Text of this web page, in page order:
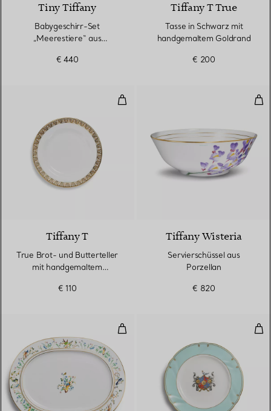
Tiny Tiffany
Babygeschirr-Set
„Meerestiere“ aus
€ 440
Tiffany T True
Tasse in Schwarz mit
handgemaltem Goldrand
€ 200
True Brot- und Butterteller mit
Tiffany T
True Brot- und Butterteller
mit handgemaltem
€ 110
Tiffany Wisteria
Servierschüssel aus
Porzellan
€ 820
Servierplatte aus Porzellan